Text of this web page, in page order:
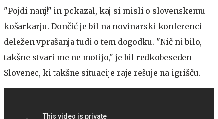
"Pojdi nanj!" in pokazal, kaj si misli o slovenskemu
košarkarju. Dončić je bil na novinarski konferenci
deležen vprašanja tudi o tem dogodku. "Nič ni bilo,
takšne stvari me ne motijo," je bil redkobeseden
Slovenec, ki takšne situacije raje rešuje na igrišču.